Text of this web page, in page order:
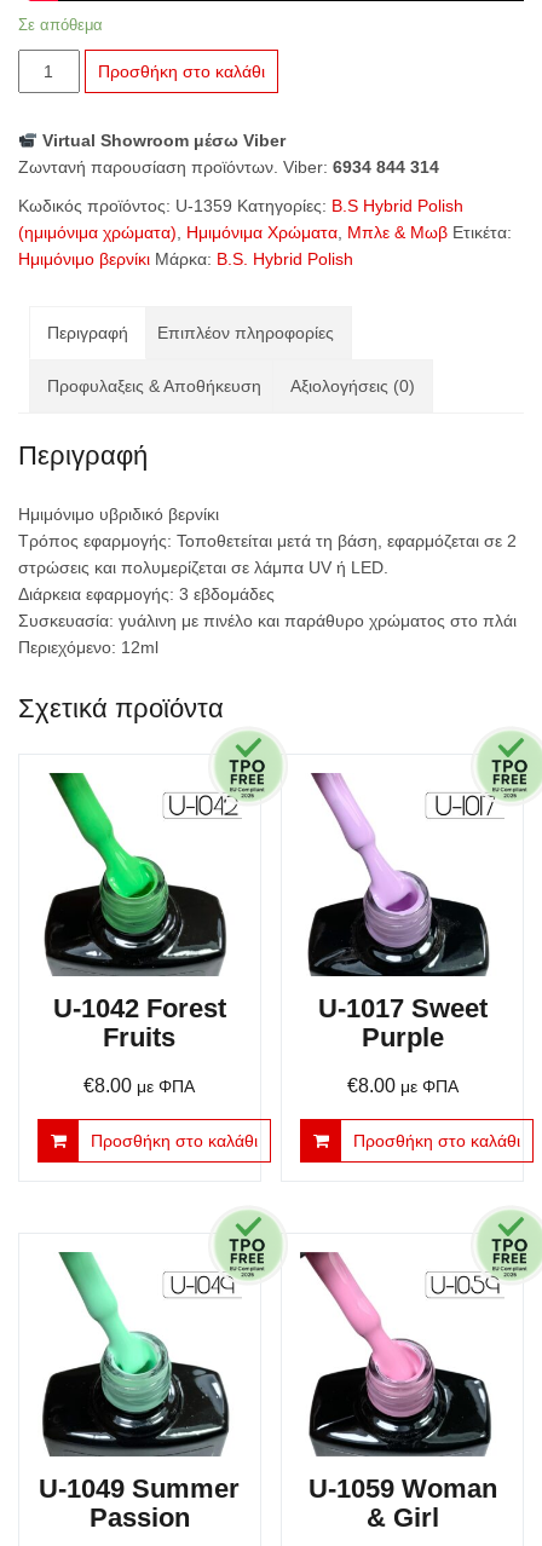
Σε απόθεμα
1359
ποσότητα
Προσθήκη στο καλάθι
Virtual Showroom μέσω Viber
Ζωντανή παρουσίαση προϊόντων. Viber: 6934 844 314
Κωδικός προϊόντος: U-1359 Κατηγορίες: B.S Hybrid Polish
(ημιμόνιμα χρώματα)
Ημιμόνιμα Χρώματα Μπλε & Μωβ Ετικέτα:
Ημιμόνιμο βερνίκι Μάρκα: B.S. Hybrid Polish
Περιγραφή Επιπλέον πληροφορίες
Προφυλαξεις & Αποθήκευση Αξιολογήσεις (0)
Περιγραφή
Ημιμόνιμο υβριδικό βερνίκι
Τρόπος εφαρμογής: Τοποθετείται μετά τη βάση, εφαρμόζεται σε 2
στρώσεις και πολυμερίζεται σε λάμπα UV ή LED.
Διάρκεια εφαρμογής: 3 εβδομάδες
Συσκευασία: γυάλινη με πινέλο και παράθυρο χρώματος στο πλάι
Περιεχόμενο: 12ml
Σχετικά προϊόντα
U-1042 Forest
Fruits
€8.00 με ΦΠΑ
Προσθήκη στο καλάθι
U-1017 Sweet
Purple
€8.00 με ΦΠΑ
Προσθήκη στο καλάθι
U-1049 Summer
Passion
U-1059 Woman
& Girl